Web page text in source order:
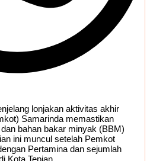
lonjakan aktivitas akhir
Samarinda memastikan
bahan bakar minyak (BBM)
ini muncul setelah Pemkot
Pertamina dan sejumlah
Kota Tepian.